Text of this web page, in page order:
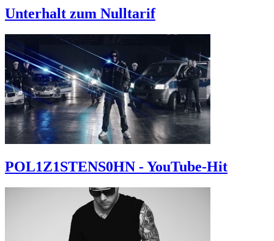
Unterhalt zum Nulltarif
POL1Z1STENS0HN - YouTube-Hit